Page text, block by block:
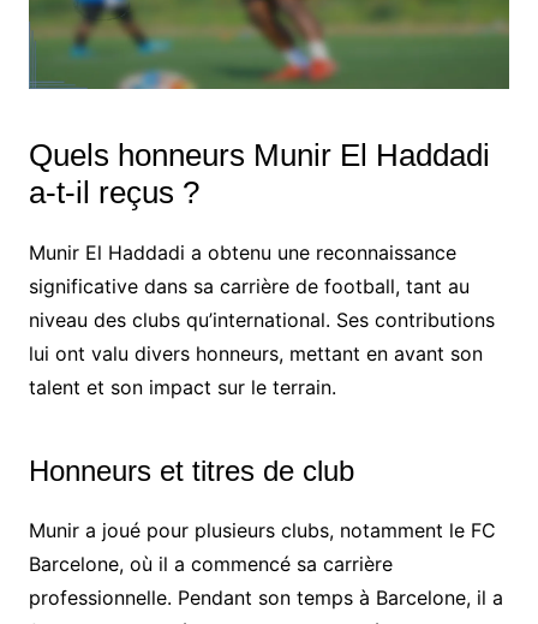
Quels honneurs Munir El Haddadi
a-t-il reçus ?
Munir El Haddadi a obtenu une reconnaissance
significative dans sa carrière de football, tant au
niveau des clubs qu’international. Ses contributions
lui ont valu divers honneurs, mettant en avant son
talent et son impact sur le terrain.
Honneurs et titres de club
Munir a joué pour plusieurs clubs, notamment le FC
Barcelone, où il a commencé sa carrière
professionnelle. Pendant son temps à Barcelone, il a